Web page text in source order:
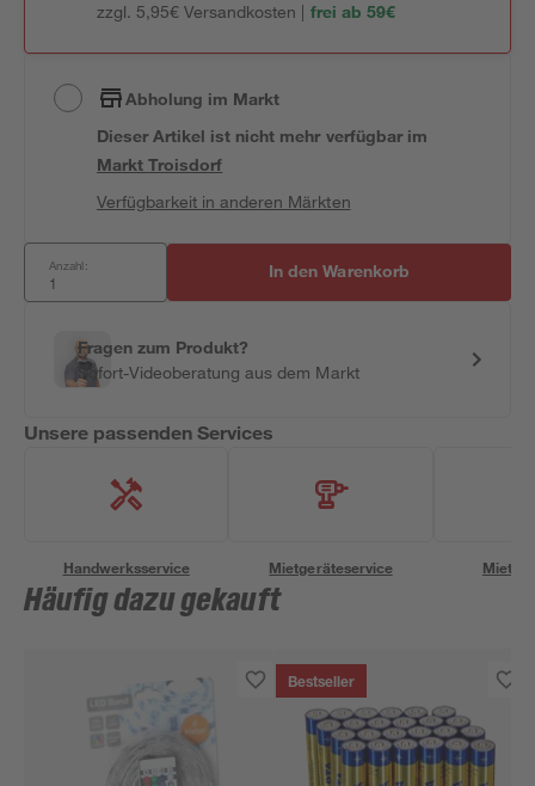
zzgl. 5,95€ Versandkosten | frei ab 59€
Abholung im Markt
Dieser Artikel ist nicht mehr verfügbar im
MarktTroisdorf
Verfügbarkeit in anderen Märkten
Anzahl: In den Warenkorb
Fragen zum Produkt?
Sofort-Videoberatung aus dem Markt
Unsere passenden Services
Handwerksservice Mietgeräteservice
Häufig dazu gekauft
Bestseller